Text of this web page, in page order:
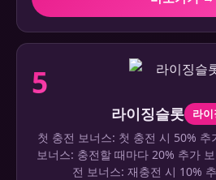
5
라이징슬롯 라
첫 충전 보너스: 첫 충전 시 50% 추
보너스: 충전할 때마다 20% 추가
전 보너스: 재충전 시 10%